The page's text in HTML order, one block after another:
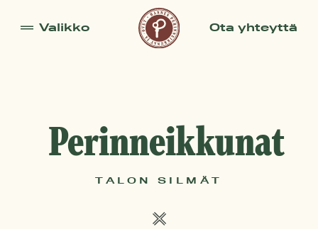
Valikko Ota yhteyttä
Henkilökunta
Perinneikkunat
TALON SILMÄT